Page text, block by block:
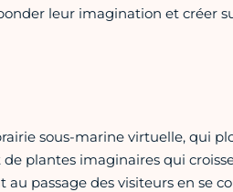
leur imagination et créer
sous-marine virtuelle, qui
plantes imaginaires qui
au passage des visiteurs en se